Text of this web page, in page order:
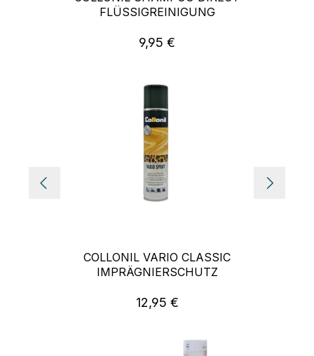
FLÜSSIGREINIGUNG
Regulärer Preis:
9,95 €
COLLONIL VARIO CLASSIC
IMPRÄGNIERSCHUTZ
Regulärer Preis:
12,95 €